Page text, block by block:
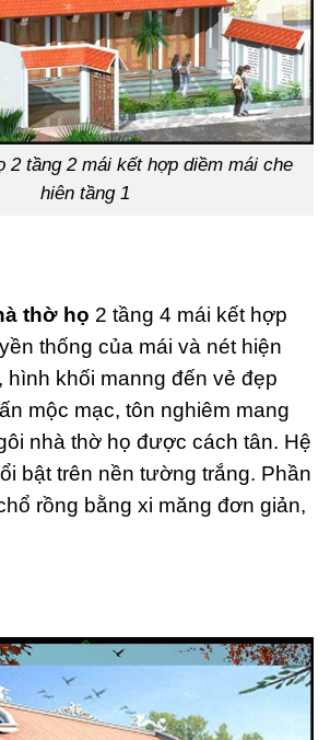
2 tầng 2 mái kết hợp diềm mái che
hiên tầng 1
thờ họ 2 tầng 4 mái kết hợp
thống của mái và nét hiện
hình khối manng đến vẻ đẹp
mộc mạc, tôn nghiêm mang
nhà thờ họ được cách tân. Hệ
bật trên nền tường trắng. Phần
rồng bằng xi măng đơn giản,